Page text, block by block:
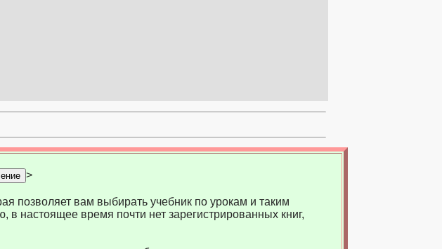
>
позволяет вам выбирать учебник по урокам и таким
настоящее время почти нет зарегистрированных книг,